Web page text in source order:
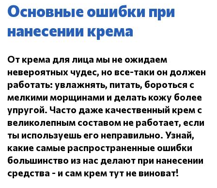
Основные ошибки при
нанесении крема
От крема для лица мы не ожидаем
невероятных чудес, но все-таки он должен
работать: увлажнять, питать, бороться с
мелкими морщинами и делать кожу более
упругой. Часто даже качественный крем с
великолепным составом не работает, если
ты используешь его неправильно. Узнай,
какие самые распространенные ошибки
большинство из нас делают при нанесении
средства - и сам крем тут не виноват!